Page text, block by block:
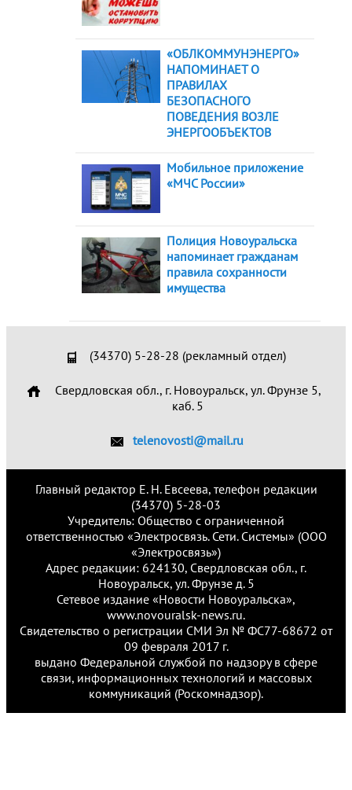
«ОБЛКОММУНЭНЕРГО»
НАПОМИНАЕТ О
ПРАВИЛАХ
БЕЗОПАСНОГО
ПОВЕДЕНИЯ ВОЗЛЕ
ЭНЕРГООБЪЕКТОВ
Мобильное приложение
«МЧС России»
Полиция Новоуральска
напоминает гражданам
правила сохранности
имущества
(34370) 5-28-28 (рекламный отдел)
Свердловская обл., г. Новоуральск, ул. Фрунзе 5,
каб. 5
telenovosti@mail.ru
Главный редактор Е. Н. Евсеева, телефон редакции
(34370) 5-28-03
Учредитель: Общество с ограниченной
ответственностью «Электросвязь. Сети. Системы» (ООО
«Электросвязь»)
Адрес редакции: 624130, Свердловская обл., г.
Новоуральск, ул. Фрунзе д. 5
Сетевое издание «Новости Новоуральска»,
www.novouralsk-news.ru.
Свидетельство о регистрации СМИ Эл № ФС77-68672 от
09 февраля 2017 г.
выдано Федеральной службой по надзору в сфере
связи, информационных технологий и массовых
коммуникаций (Роскомнадзор).